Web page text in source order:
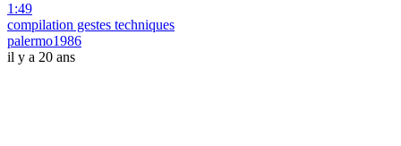
1:49
compilation gestes techniques
palermo1986
il y a 20 ans